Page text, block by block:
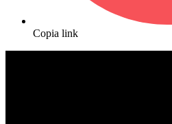
Copia link